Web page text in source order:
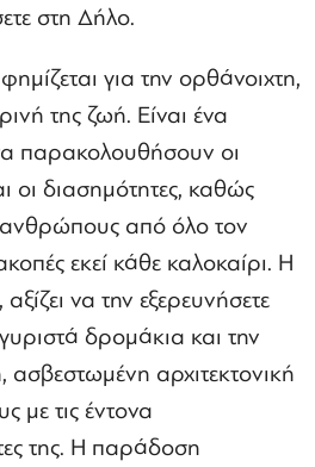
στη Δήλο.
για την ορθάνοιχτη,
της ζωή. Είναι ένα
παρακολουθήσουν οι
διασημότητες, καθώς
από όλο τον
εκεί κάθε καλοκαίρι. Η
να την εξερευνήσετε
δρομάκια και την
ασβεστωμένη αρχιτεκτονική
με τις έντονα
της. Η παράδοση